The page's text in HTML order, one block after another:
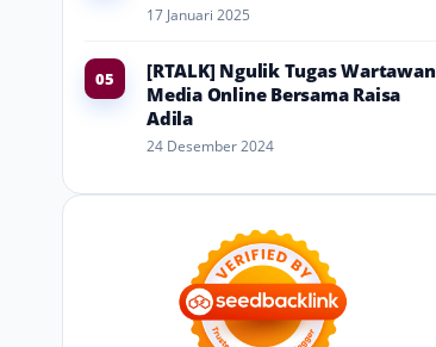
17 Januari 2025
05
[RTALK] Ngulik Tugas Wartawan
Media Online Bersama Raisa
Adila
24 Desember 2024